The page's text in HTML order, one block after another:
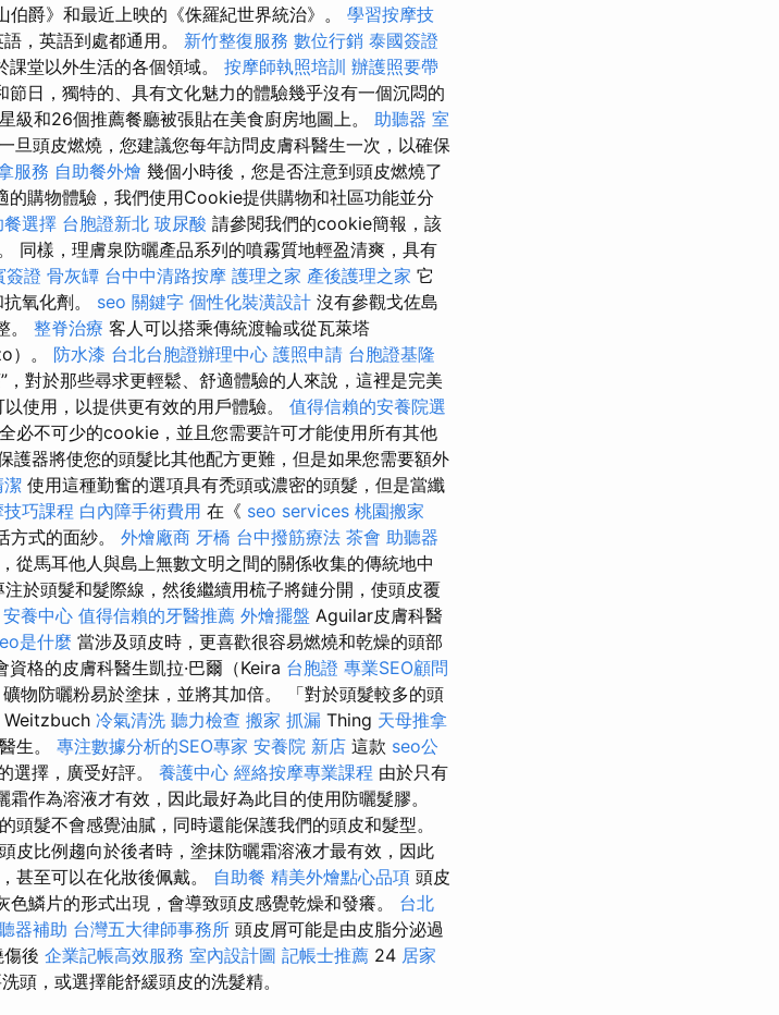
爵》和最近上映的《侏羅紀世界統治》。 學習按摩技
，英語到處都通用。 新竹整復服務 數位行銷 泰國簽證
堂以外生活的各個領域。 按摩師執照培訓 辦護照要帶
節日，獨特的、具有文化魅力的體驗幾乎沒有一個沉悶的
級和26個推薦餐廳被張貼在美食廚房地圖上。 助聽器 室
旦頭皮燃燒，您建議您每年訪問皮膚科醫生一次，以確保
服務 自助餐外燴 幾個小時後，您是否注意到頭皮燃燒了
的購物體驗，我們使用Cookie提供購物和社區功能並分
餐選擇 台胞證新北 玻尿酸 請參閱我們的cookie簡報，該
同樣，理膚泉防曬產品系列的噴霧質地輕盈清爽，具有
簽證 骨灰罈 台中中清路按摩 護理之家 產後護理之家 它
氧化劑。 seo 關鍵字 個性化裝潢設計 沒有參觀戈佐島
。 整脊治療 客人可以搭乘傳統渡輪或從瓦萊塔
）。 防水漆 台北台胞證辦理中心 護照申請 台胞證基隆
，對於那些尋求更輕鬆、舒適體驗的人來說，這裡是完美
使用，以提供更有效的用戶體驗。 值得信賴的安養院選
必不可少的cookie，並且您需要許可才能使用所有其他
護器將使您的頭髮比其他配方更難，但是如果您需要額外
潔 使用這種勤奮的選項具有禿頭或濃密的頭髮，但是當纖
巧課程 白內障手術費用 在《 seo services 桃園搬家
方式的面紗。 外燴廠商 牙橋 台中撥筋療法 茶會 助聽器
從馬耳他人與島上無數文明之間的關係收集的傳統地中
於頭髮和髮際線，然後繼續用梳子將鏈分開，使頭皮覆
安養中心 值得信賴的牙醫推薦 外燴擺盤 Aguilar皮膚科醫
是什麼 當涉及頭皮時，更喜歡很容易燃燒和乾燥的頭部
資格的皮膚科醫生凱拉·巴爾（Keira 台胞證 專業SEO顧問
物防曬粉易於塗抹，並將其加倍。 「對於頭髮較多的頭
Weitzbuch 冷氣清洗 聽力檢查 搬家 抓漏 Thing 天母推拿
生。 專注數據分析的SEO專家 安養院 新店 這款 seo公
選擇，廣受好評。 養護中心 經絡按摩專業課程 由於只有
作為溶液才有效，因此最好為此目的使用防曬髮膠。
頭髮不會感覺油膩，同時還能保護我們的頭皮和髮型。
皮比例趨向於後者時，塗抹防曬霜溶液才最有效，因此
甚至可以在化妝後佩戴。
自助餐 精美外燴點心品項 頭皮
鱗片的形式出現，會導致頭皮感覺乾燥和發癢。 台北
器補助 台灣五大律師事務所 頭皮屑可能是由皮脂分泌過
後 企業記帳高效服務 室內設計圖 記帳士推薦 24 居家
頭，或選擇能舒緩頭皮的洗髮精。